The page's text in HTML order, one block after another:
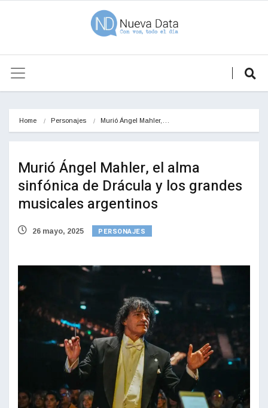
Home Personajes Murió Ángel Mahler,…
Murió Ángel Mahler, el alma
sinfónica de Drácula y los grandes
musicales argentinos
26 mayo, 2025 PERSONAJES